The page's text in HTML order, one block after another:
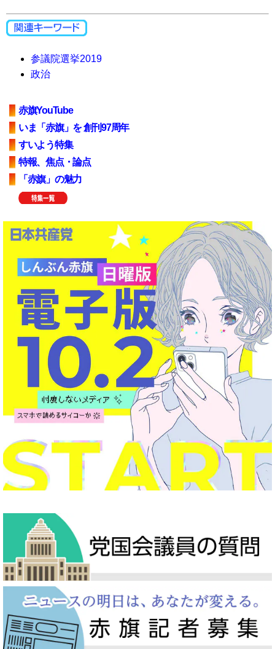
参議院選挙2019
政治
赤旗YouTube
いま「赤旗」を 創刊97周年
すいよう特集
特報、焦点・論点
「赤旗」の魅力